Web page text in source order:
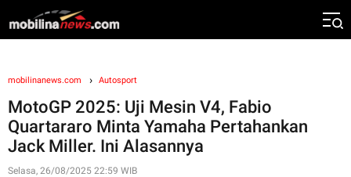
mobilinanews.com Autosport
MotoGP 2025: Uji Mesin V4, Fabio
Quartararo Minta Yamaha Pertahankan
Jack Miller. Ini Alasannya
Selasa, 26/08/2025 22:59 WIB